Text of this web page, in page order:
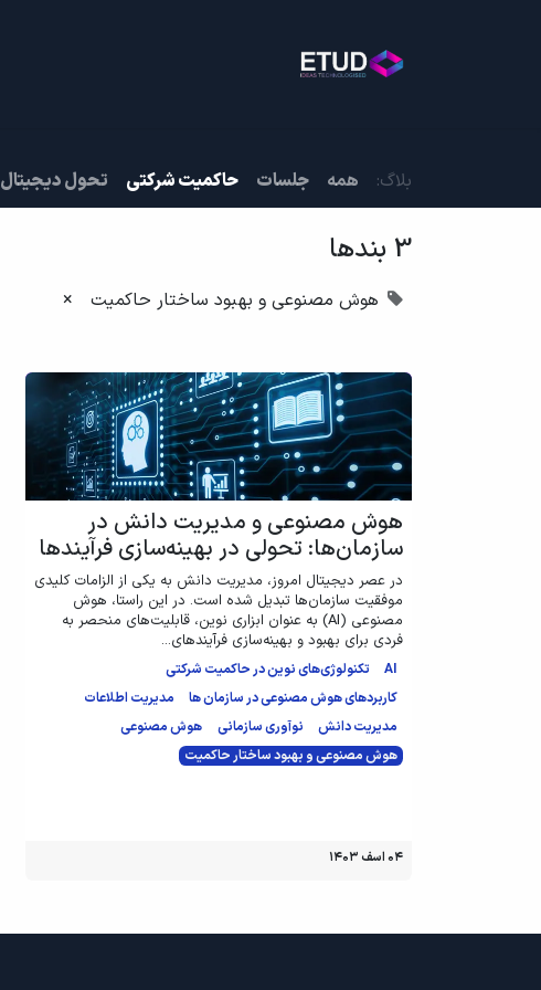
بلاگ: همه جلسات حاکمیت شرکتی تحول دیجیتال
3 بندها
هوش مصنوعی و بهبود ساختار حاکمیت ×
هوش مصنوعی و مدیریت دانش در
سازمان‌ها: تحولی در بهینه‌سازی فرآیندها
در عصر دیجیتال امروز، مدیریت دانش به یکی از الزامات کلیدی
موفقیت سازمان‌ها تبدیل شده است. در این راستا، هوش
مصنوعی (AI) به عنوان ابزاری نوین، قابلیت‌های منحصر به
فردی برای بهبود و بهینه‌سازی فرآیندهای...
AI
تکنولوژی‌های نوین در حاکمیت شرکتی
کاربردهای هوش مصنوعی در سازمان ها
مدیریت اطلاعات
مدیریت دانش
نوآوری سازمانی
هوش مصنوعی
هوش مصنوعی و بهبود ساختار حاکمیت
۰۴ اسف ۱۴۰۳